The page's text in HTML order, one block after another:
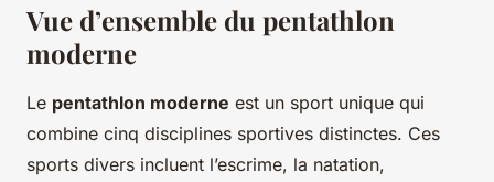
Vue d’ensemble du pentathlon
moderne
Le pentathlon moderne est un sport unique qui
combine cinq disciplines sportives distinctes. Ces
sports divers incluent l’escrime, la natation,